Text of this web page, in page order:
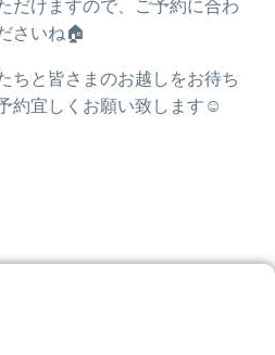
だけますので、ご予約に合わ
さいね🏠
ちと皆さまのお越しをお待ち
約宜しくお願い致します☺️